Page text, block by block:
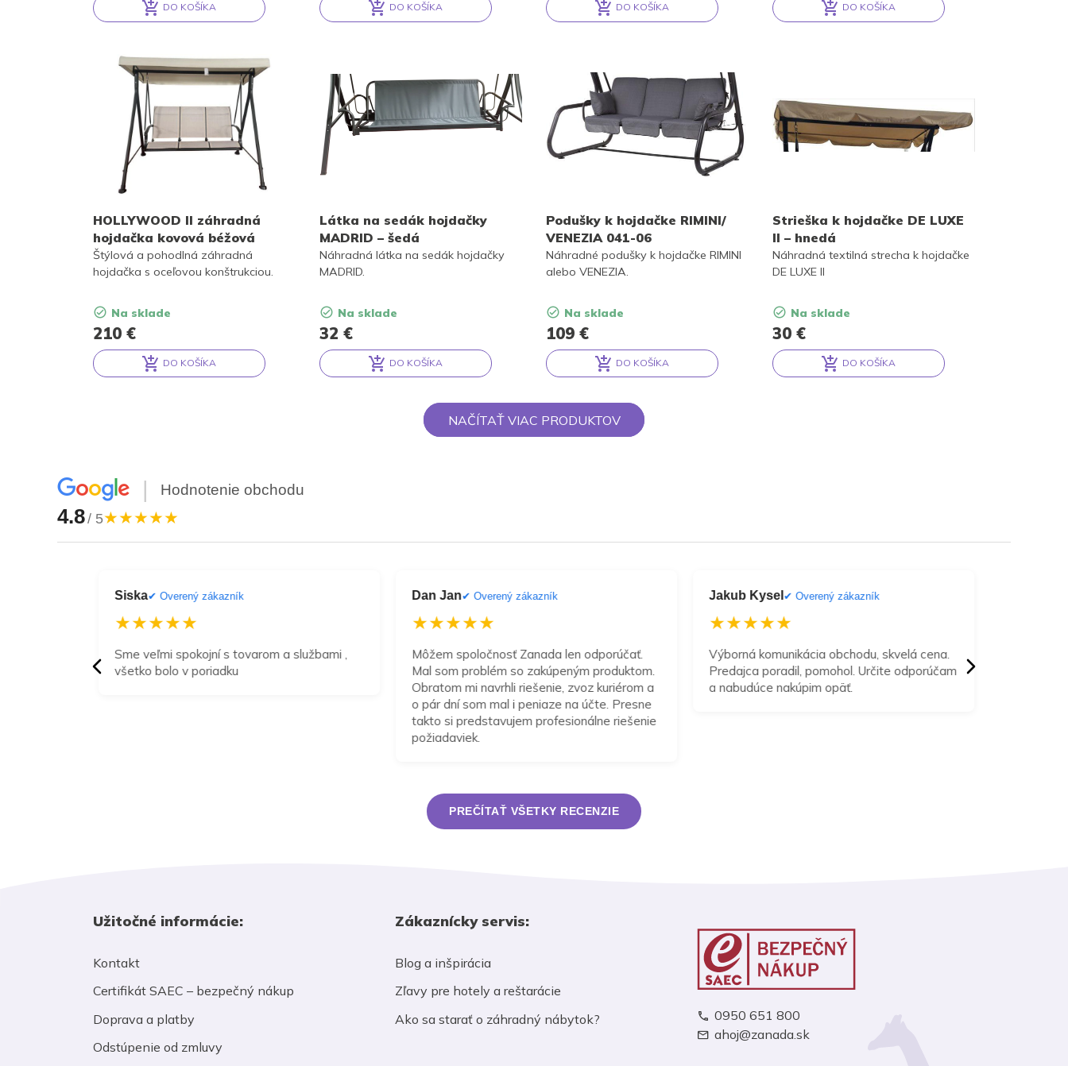
DO KOŠÍKA DO KOŠÍKA DO KOŠÍKA DO KOŠÍKA
HOLLYWOOD II záhradná
hojdačka kovová béžová
210 €
Štýlová a pohodlná záhradná
hojdačka s oceľovou konštrukciou.
Na sklade
DO KOŠÍKA
Látka na sedák hojdačky
MADRID – šedá
32 €
Náhradná látka na sedák hojdačky
MADRID.
Na sklade
DO KOŠÍKA
Podušky k hojdačke RIMINI/
VENEZIA 041-06
109 €
Náhradné podušky k hojdačke RIMINI
alebo VENEZIA.
Na sklade
DO KOŠÍKA
Strieška k hojdačke DE LUXE
II – hnedá
30 €
Náhradná textilná strecha k hojdačke
DE LUXE II
Na sklade
DO KOŠÍKA
NAČÍTAŤ VIAC PRODUKTOV
| Hodnotenie obchodu
4.8/ 5★★★★★
Siska✔ Overený zákazník
★★★★★
Sme veľmi spokojní s tovarom a službami ,
všetko bolo v poriadku
Dan Jan✔ Overený zákazník
★★★★★
Môžem spoločnosť Zanada len odporúčať.
Mal som problém so zakúpeným produktom.
Obratom mi navrhli riešenie, zvoz kuriérom a
o pár dní som mal i peniaze na účte. Presne
takto si predstavujem profesionálne riešenie
požiadaviek.
Jakub Kysel ✔ Overený zákazník
★★★★★
Výborná komunikácia obchodu, skvelá cena.
Predajca poradil, pomohol. Určite odporúčam
a nabudúce nakúpim opäť.
PREČÍTAŤ VŠETKY RECENZIE
Užitočné informácie:
Kontakt
Certifikát SAEC – bezpečný nákup
Doprava a platby
Odstúpenie od zmluvy
Zákaznícky servis:
Blog a inšpirácia
Zľavy pre hotely a reštarácie
Ako sa starať o záhradný nábytok?
0950 651 800
ahoj@zanada.sk